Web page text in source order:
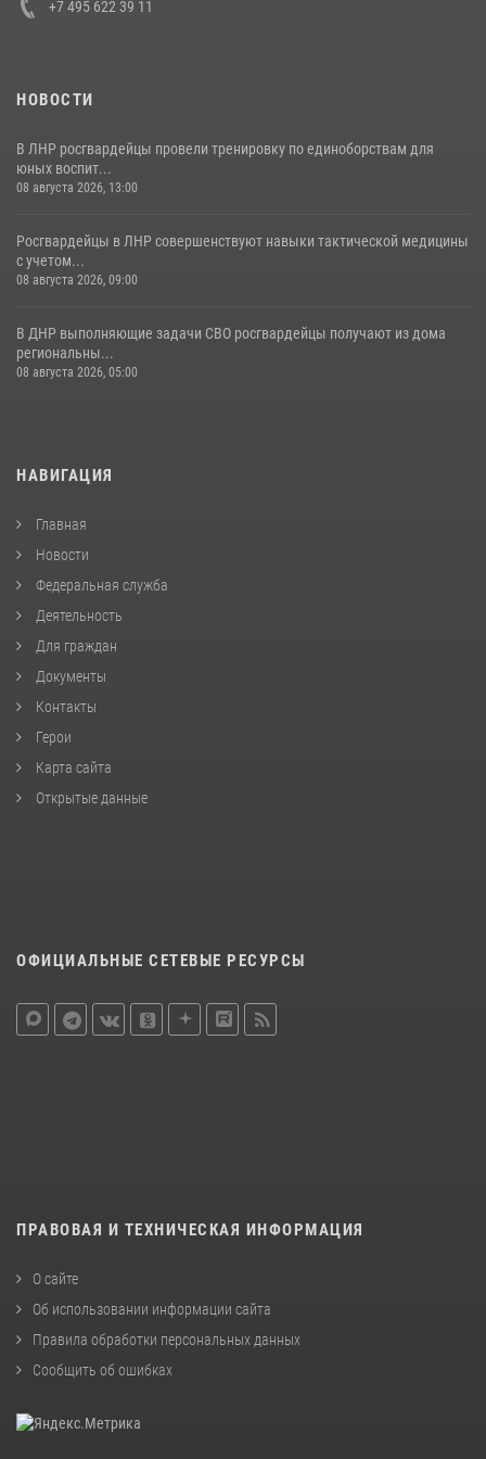
+7 495 622 39 11
НОВОСТИ
В ЛНР росгвардейцы провели тренировку по единоборствам для
юных воспит...
08 августа 2026, 13:00
Росгвардейцы в ЛНР совершенствуют навыки тактической медицины
с учетом...
08 августа 2026, 09:00
В ДНР выполняющие задачи СВО росгвардейцы получают из дома
региональны...
08 августа 2026, 05:00
НАВИГАЦИЯ
Главная
Новости
Федеральная служба
Деятельность
Для граждан
Документы
Контакты
Герои
Карта сайта
Открытые данные
ОФИЦИАЛЬНЫЕ СЕТЕВЫЕ РЕСУРСЫ
ПРАВОВАЯ И ТЕХНИЧЕСКАЯ ИНФОРМАЦИЯ
О сайте
Об использовании информации сайта
Правила обработки персональных данных
Сообщить об ошибках